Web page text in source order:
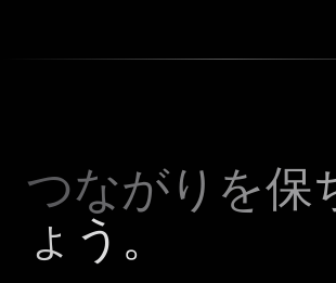
つながりを保
ょう。